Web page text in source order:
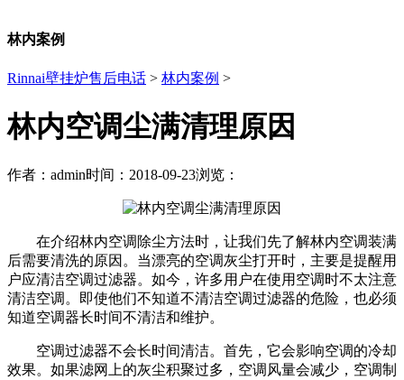
林内案例
Rinnai壁挂炉售后电话 > 林内案例 >
林内空调尘满清理原因
作者：admin时间：2018-09-23浏览：
在介绍林内空调除尘方法时，让我们先了解林内空调装满
后需要清洗的原因。当漂亮的空调灰尘打开时，主要是提醒用
户应清洁空调过滤器。如今，许多用户在使用空调时不太注意
清洁空调。即使他们不知道不清洁空调过滤器的危险，也必须
知道空调器长时间不清洁和维护。
空调过滤器不会长时间清洁。首先，它会影响空调的冷却
效果。如果滤网上的灰尘积聚过多，空调风量会减少，空调制